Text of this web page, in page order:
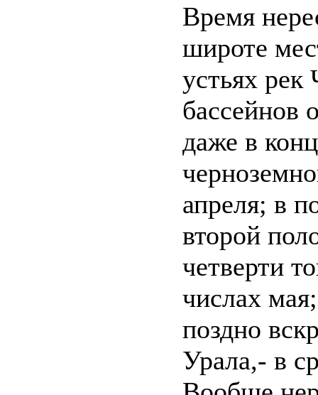
Время
широте
устьях рек
бассейнов
даже в
апреля; в
второй
четверти
числах
поздно
Урала,- в